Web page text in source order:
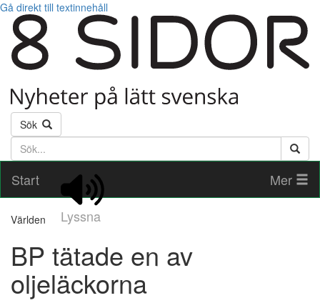
Gå direkt till textinnehåll
Sök
Söktext
Start
Lyssna
Mer
Världen
BP tätade en av
oljeläckorna